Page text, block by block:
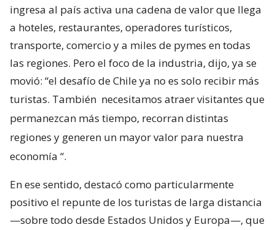
ingresa al país activa una cadena de valor que llega
a hoteles, restaurantes, operadores turísticos,
transporte, comercio y a miles de pymes en todas
las regiones. Pero el foco de la industria, dijo, ya se
movió: “el desafío de Chile ya no es solo recibir más
turistas. También necesitamos atraer visitantes que
permanezcan más tiempo, recorran distintas
regiones y generen un mayor valor para nuestra
economía “.
En ese sentido, destacó como particularmente
positivo el repunte de los turistas de larga distancia
—sobre todo desde Estados Unidos y Europa—, que